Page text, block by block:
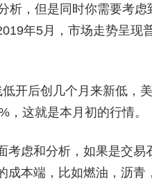
析，但是同时你需要考虑
年5月，市场走势呈现
开后创几个月来新低，
这就是本月初的行情。
考虑和分析，如果是交易
本端，比如燃油，沥青